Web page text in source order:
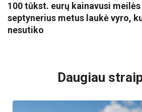
100 tūkst. eurų kainavusi
septynerius metus laukė vyro,
nesutiko
Daugiau